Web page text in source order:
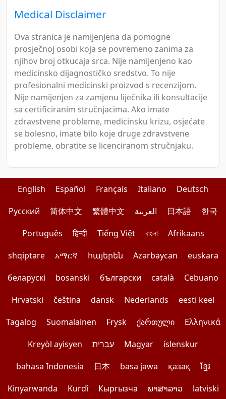
Medical Disclaimer
Ova stranica je namijenjena da pomogne
prosječnoj osobi koja se povremeno zanima za
njihov broj otkucaja srca. Nije namijenjeno kao
medicinsko dijagnostičko sredstvo. To nije
profesionalni medicinski proizvod s recenzijom.
Nije namijenjen za zamjenu liječnika ili konsultacije
sa certificiranim stručnjacima. Ako imate
zdravstvene probleme, medicinsku krizu, osjećate
se bolesno, imate bilo koje druge zdravstvene
probleme, obratite se licenciranom stručnjaku.
English Español Français Italiano
Deutsch
Pусский
简体中文 繁體中文 العربية 日本語
한국
Português
हिन्दी Tiếng Việt বাংলা
Afrikaans
shqiptare
አማርኛ հայերեն Azərbaycan
euskara
беларускі
bosanski български català
Cebuano
Hrvatski
čeština dansk Nederlands
eesti keel
Tagalog
Suomalainen Frysk ქართული
Ελληνικά
Kreyòl ayisyen
עִברִית Magyar
íslenskur
bahasa Indonesia
日本 basa jawa қазақ
ខ្មែរ
Kinyarwanda
Kurdî Кыргызча ພາສາລາວ latviski